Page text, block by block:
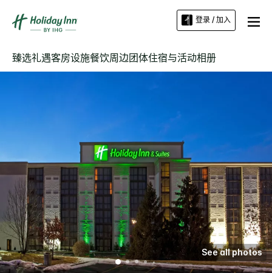
登录 / 加入
臻选礼遇客房设施餐饮周边团体住宿与活动相册
See all photos